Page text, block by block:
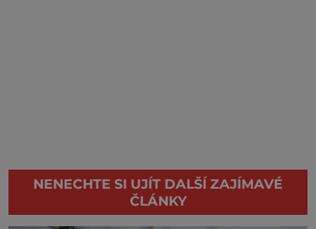
NENECHTE SI UJÍT DALŠÍ ZAJÍMAVÉ
ČLÁNKY